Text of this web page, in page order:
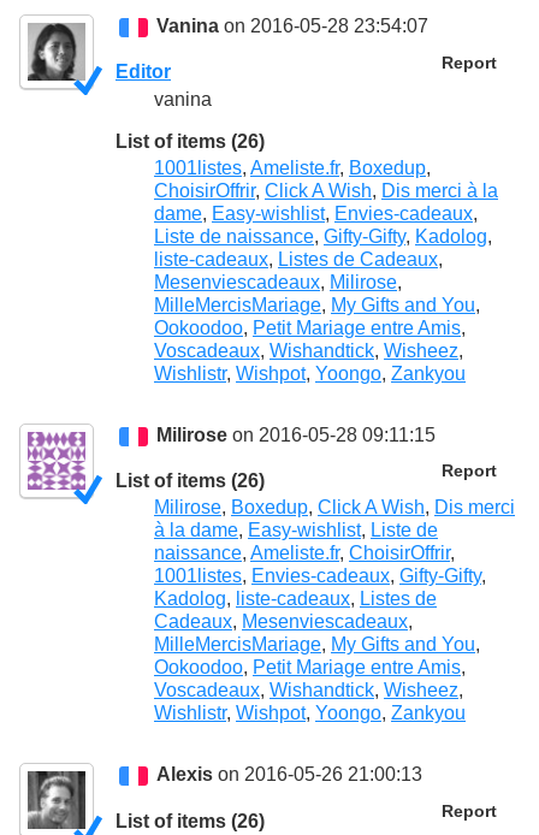
Vanina on 2016-05-28 23:54:07
Report
Editor
vanina
List of items (26)
1001listes, Ameliste.fr, Boxedup,
ChoisirOffrir, Click A Wish, Dis merci à la
dame, Easy-wishlist, Envies-cadeaux,
Liste de naissance, Gifty-Gifty, Kadolog,
liste-cadeaux, Listes de Cadeaux,
Mesenviescadeaux, Milirose,
MilleMercisMariage, My Gifts and You,
Ookoodoo, Petit Mariage entre Amis,
Voscadeaux, Wishandtick, Wisheez,
Wishlistr, Wishpot, Yoongo, Zankyou
Milirose on 2016-05-28 09:11:15
Report
List of items (26)
Milirose, Boxedup, Click A Wish, Dis merci
à la dame, Easy-wishlist, Liste de
naissance, Ameliste.fr, ChoisirOffrir,
1001listes, Envies-cadeaux, Gifty-Gifty,
Kadolog, liste-cadeaux, Listes de
Cadeaux, Mesenviescadeaux,
MilleMercisMariage, My Gifts and You,
Ookoodoo, Petit Mariage entre Amis,
Voscadeaux, Wishandtick, Wisheez,
Wishlistr, Wishpot, Yoongo, Zankyou
Alexis on 2016-05-26 21:00:13
Report
List of items (26)